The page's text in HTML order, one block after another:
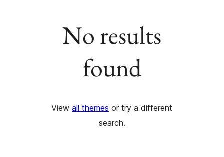
No results
found
View all themes or try a different
search.